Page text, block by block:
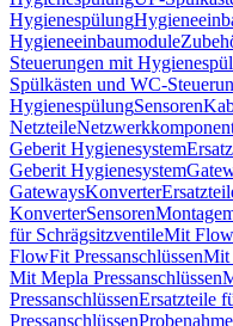
Hygienespülung
Hygieneeinbaumodule
Steuerungen mit
Spülkästen und WC-
HygienespülungSensoren
Netzteile
Geberit Hygienesystem
Geberit Hygienesystem
GatewaysKonverter
KonverterSensoren
für SchrägsitzventileMit
FlowFit PressanschlüssenMit
Mit Mepla Pressanschlüssen
PressanschlüssenErsatzteile
Pressanschlüssen